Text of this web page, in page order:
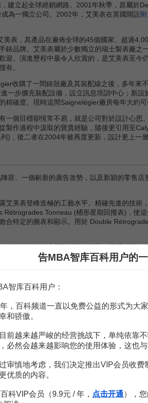
建立起全球經銷網路。2001年秋季，原屬於
為一獨立公司。2002年，艾美表在英國開設
，其產品在遍佈全球的45個國家、超過
錶品牌。艾美表屬於少數獨立的瑞士製表廠之
迎。演進歷程中最令人欣賞的，是艾美表至今
有。
購了一間錶殼廠及其裝配線之後，多年來
一步擴充裝配設備，設立訊息培訓中心；新
精確度。現時這間Saignelégier廠房每年大約
個目標卻恆常不易，就是公司對於設計心思
製作過程中汲取的寶貴經驗，隨後更引用至
)，後二者在2004年被再度更新，設計更上一層
容、一個嶄新的廣告攻勢，以及新穎的零售
美表登峰造極的工藝水平。精確先進的技術
Rétrogrades Tonneau (桶形星期回撥表)，使
合特定的腕表和顯示。用於 Double
腕表，擁有永恆和純美的設計、工藝精湛的
動表，部分款式則設有星期顯示或第二時區
計師進一步為Miros錦上添花，加添卓絕不
眾不同的豐采。
尚設計，是絕無僅有的當代精品，名錶熱愛者
線條美，充滿傳統典雅韻味，最難得是兼備
手錶，品味高雅，氣派雍容，令佩戴的女士
手錶零件廠，為客戶品牌生產各式零配件。
。
告MBA智库百科用户的
智库百科用户：
，百科频道一直以免费公益的形式为大
和骄傲。
前越来越严峻的经营挑战下，单纯依靠
必然会越来越影响您的使用体验，这也与
审慎地考虑，我们决定推出VIP会员收
优质的内容。
科VIP会员（9.9元 / 年， 点击开通），